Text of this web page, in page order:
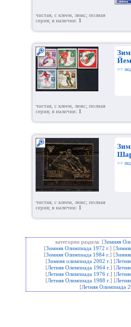
чистая, с клеем, люкс; полная
серия; в наличии: 1
>>
чистая, с клеем, люкс; полная
серия; в наличии: 1
>>
чистая, с клеем, люкс; полная
серия; в наличии: 1
категории раздела: [Зимняя
[Зимняя Олимпиада 1972 г.] [
[Зимняя Олимпиада 1984 г.] [
[Зимняя олимпиада 2002 г.] [
[Летняя Олимпиада 1964 г.] [
[Летняя Олимпиада 1976 г.] [
[Летняя Олимпиада 1988 г.] [
[Летняя Олимпиада